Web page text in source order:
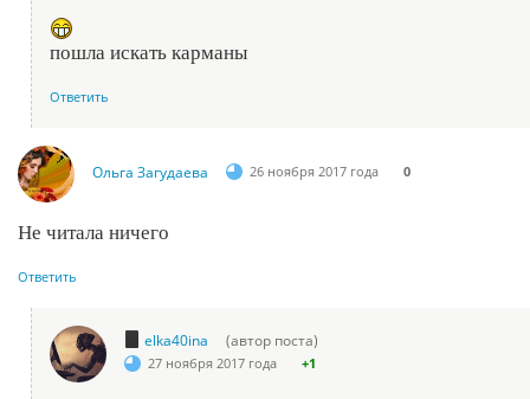
пошла искать карманы
Ответить
Ольга Загудаева 26 ноября 2017 года 0
Не читала ничего
Ответить
elka40ina (автор поста)
27 ноября 2017 года +1